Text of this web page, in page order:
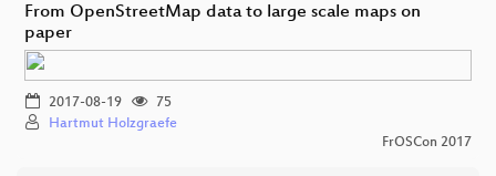
From OpenStreetMap data to large scale maps on
paper
2017-08-19
75
Hartmut Holzgraefe
FrOSCon 2017